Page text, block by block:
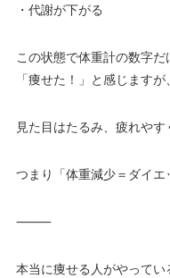
・代謝が下がる
この状態で体重計の数字だ
「痩せた！」と感じます
見た目はたるみ、疲れやす
つまり「体重減少＝ダイエ
⸻
本当に痩せる人がやってい